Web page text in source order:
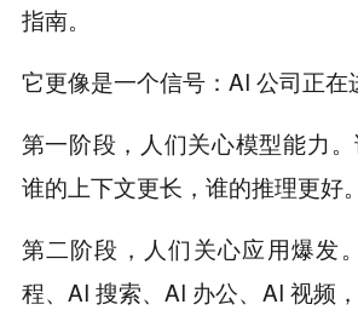
指南。
它更像是一个信号：AI 公司正在
第一阶段，人们关心模型能力。
谁的上下文更长，谁的推理更好。
第二阶段，人们关心应用爆发。
程、AI 搜索、AI 办公、AI 视频